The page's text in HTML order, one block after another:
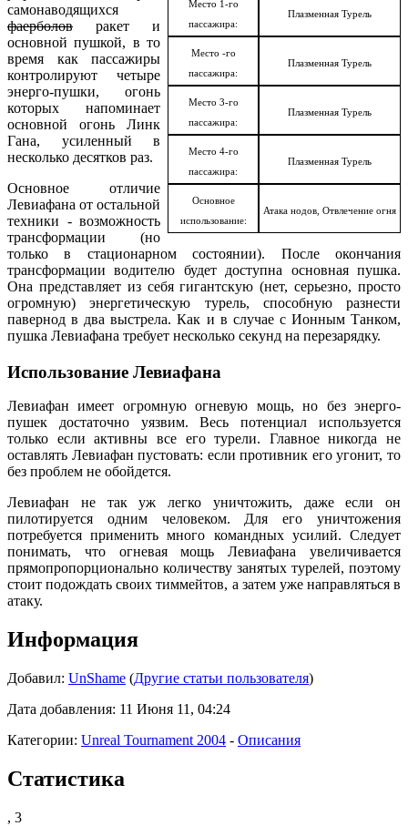
Место 1-го
пассажира:
Плазменная Турель
Место -го
пассажира:
Плазменная Турель
Место 3-го
пассажира:
Плазменная Турель
Место 4-го
пассажира:
Плазменная Турель
Основное
использование:
Атака нодов, Отвлечение огня
самонаводящихся
фаерболов ракет и
основной пушкой, в то
время как пассажиры
контролируют четыре
энерго-пушки, огонь
которых напоминает
основной огонь Линк
Гана, усиленный в
несколько десятков раз.
Основное отличие
Левиафана от остальной
техники - возможность
трансформации (но
только в стационарном состоянии). После окончания
трансформации водителю будет доступна основная пушка.
Она представляет из себя гигантскую (нет, серьезно, просто
огромную) энергетическую турель, способную разнести
павернод в два выстрела. Как и в случае с Ионным Танком,
пушка Левиафана требует несколько секунд на перезарядку.
Использование Левиафана
Левиафан имеет огромную огневую мощь, но без энерго-
пушек достаточно уязвим. Весь потенциал используется
только если активны все его турели. Главное никогда не
оставлять Левиафан пустовать: если противник его угонит, то
без проблем не обойдется.
Левиафан не так уж легко уничтожить, даже если он
пилотируется одним человеком. Для его уничтожения
потребуется применить много командных усилий. Следует
понимать, что огневая мощь Левиафана увеличивается
прямопропорционально количеству занятых турелей, поэтому
стоит подождать своих тиммейтов, а затем уже направляться в
атаку.
Информация
Добавил: UnShame (Другие статьи пользователя)
Дата добавления: 11 Июня 11, 04:24
Категории: Unreal Tournament 2004 - Описания
Статистика
, 3